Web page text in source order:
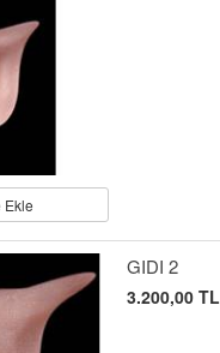
Ekle
GIDI 2
3.200,00 TL